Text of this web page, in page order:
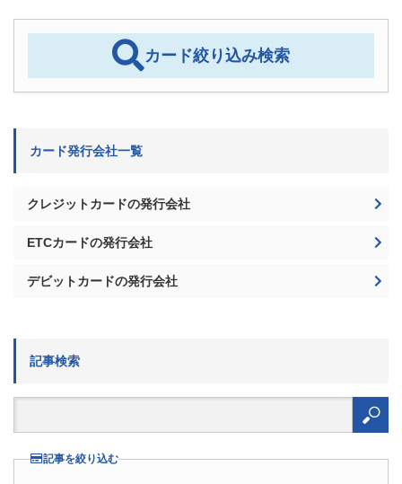
カード絞り込み検索
カード発行会社一覧
クレジットカードの発行会社
ETCカードの発行会社
デビットカードの発行会社
記事検索
検
記事を絞り込む